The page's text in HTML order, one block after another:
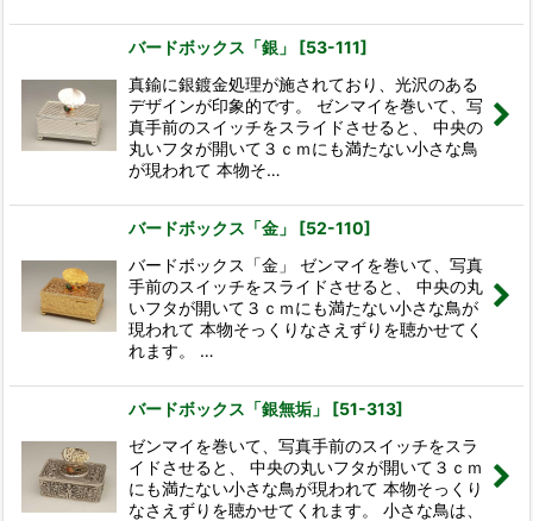
バードボックス「銀」 [53-111]
真鍮に銀鍍金処理が施されており、光沢のある
デザインが印象的です。 ゼンマイを巻いて、写
真手前のスイッチをスライドさせると、 中央の
丸いフタが開いて３ｃｍにも満たない小さな鳥
が現われて 本物そ…
バードボックス「金」 [52-110]
バードボックス「金」 ゼンマイを巻いて、写真
手前のスイッチをスライドさせると、 中央の丸
いフタが開いて３ｃｍにも満たない小さな鳥が
現われて 本物そっくりなさえずりを聴かせてく
れます。 …
バードボックス「銀無垢」 [51-313]
ゼンマイを巻いて、写真手前のスイッチをスラ
イドさせると、 中央の丸いフタが開いて３ｃｍ
にも満たない小さな鳥が現われて 本物そっくり
なさえずりを聴かせてくれます。 小さな鳥は、